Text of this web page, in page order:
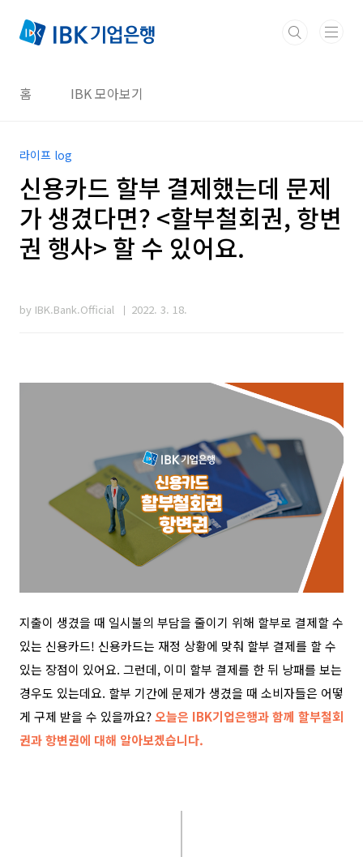
홈 IBK 모아보기
라이프 log
신용카드 할부 결제했는데 문제
가 생겼다면? <할부철회권, 항변
권 행사> 할 수 있어요.
by IBK.Bank.Official 2022. 3. 18.
지출이 생겼을 때 일시불의 부담을 줄이기 위해 할부로 결제할 수
있는 신용카드! 신용카드는 재정 상황에 맞춰 할부 결제를 할 수
있는 장점이 있어요. 그런데, 이미 할부 결제를 한 뒤 낭패를 보는
경우도 있는데요. 할부 기간에 문제가 생겼을 때 소비자들은 어떻
게 구제 받을 수 있을까요?오늘은 IBK기업은행과 함께 할부철회
권과 항변권에 대해 알아보겠습니다.